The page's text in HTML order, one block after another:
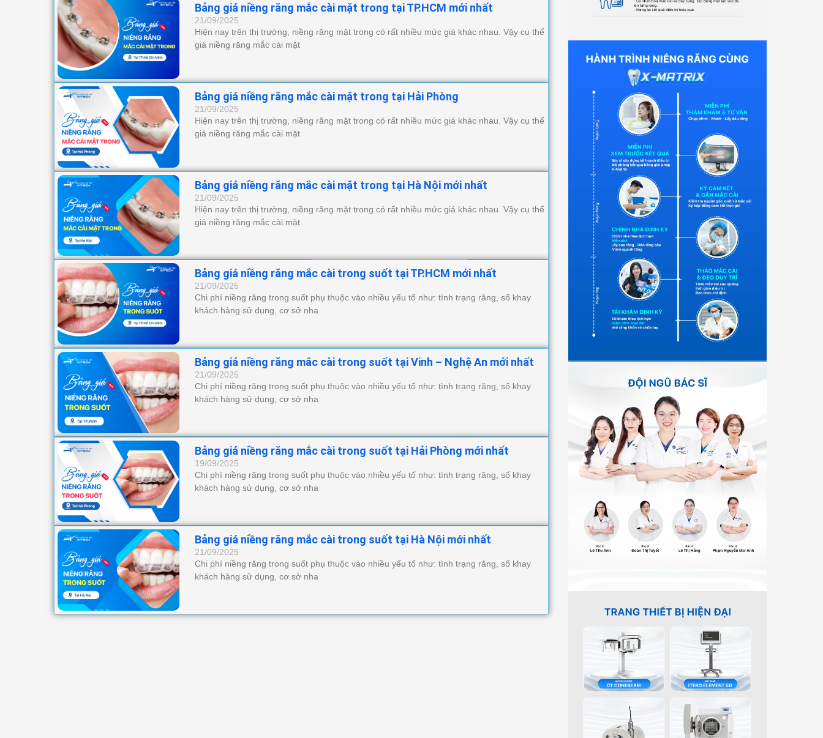
Bảng giá niềng răng mắc cài mặt trong tại TP.HCM mới nhất
21/09/2025
Hiện nay trên thị trường, niềng răng mặt trong có rất nhiều mức giá khác nhau. Vậy cụ thể
giá niềng răng mắc cài mặt
Bảng giá niềng răng mắc cài mặt trong tại Hải Phòng
21/09/2025
Hiện nay trên thị trường, niềng răng mặt trong có rất nhiều mức giá khác nhau. Vậy cụ thể
giá niềng răng mắc cài mặt
Bảng giá niềng răng mắc cài mặt trong tại Hà Nội mới nhất
21/09/2025
Hiện nay trên thị trường, niềng răng mặt trong có rất nhiều mức giá khác nhau. Vậy cụ thể
giá niềng răng mắc cài mặt
Bảng giá niềng răng mắc cài trong suốt tại TP.HCM mới nhất
21/09/2025
Chi phí niềng răng trong suốt phụ thuộc vào nhiều yếu tố như: tình trạng răng, số khay
khách hàng sử dụng, cơ sở nha
Bảng giá niềng răng mắc cài trong suốt tại Vinh – Nghệ An mới nhất
21/09/2025
Chi phí niềng răng trong suốt phụ thuộc vào nhiều yếu tố như: tình trạng răng, số khay
khách hàng sử dụng, cơ sở nha
Bảng giá niềng răng mắc cài trong suốt tại Hải Phòng mới nhất
19/09/2025
Chi phí niềng răng trong suốt phụ thuộc vào nhiều yếu tố như: tình trạng răng, số khay
khách hàng sử dụng, cơ sở nha
Bảng giá niềng răng mắc cài trong suốt tại Hà Nội mới nhất
21/09/2025
Chi phí niềng răng trong suốt phụ thuộc vào nhiều yếu tố như: tình trạng răng, số khay
khách hàng sử dụng, cơ sở nha